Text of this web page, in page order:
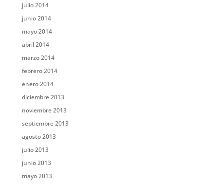
julio 2014
junio 2014
mayo 2014
abril 2014
marzo 2014
febrero 2014
enero 2014
diciembre 2013
noviembre 2013
septiembre 2013
agosto 2013
julio 2013
junio 2013
mayo 2013